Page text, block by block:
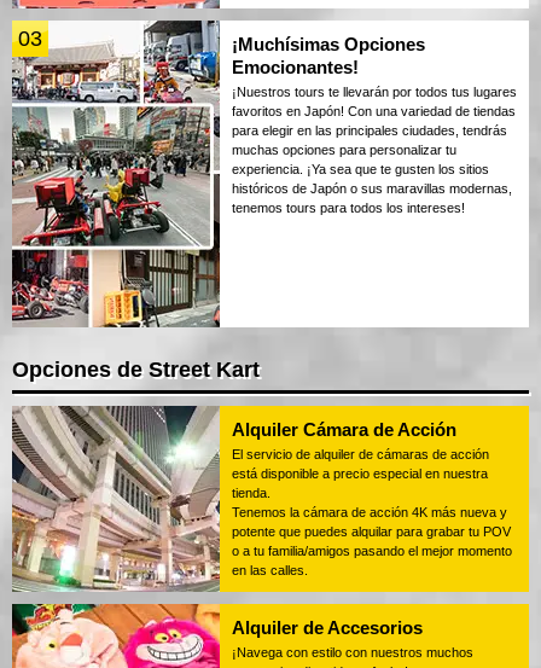
03
¡Muchísimas Opciones
Emocionantes!
¡Nuestros tours te llevarán por todos tus lugares
favoritos en Japón! Con una variedad de tiendas
para elegir en las principales ciudades, tendrás
muchas opciones para personalizar tu
experiencia. ¡Ya sea que te gusten los sitios
históricos de Japón o sus maravillas modernas,
tenemos tours para todos los intereses!
Opciones de Street Kart
Alquiler Cámara de Acción
El servicio de alquiler de cámaras de acción
está disponible a precio especial en nuestra
tienda.
Tenemos la cámara de acción 4K más nueva y
potente que puedes alquilar para grabar tu POV
o a tu familia/amigos pasando el mejor momento
en las calles.
Alquiler de Accesorios
¡Navega con estilo con nuestros muchos